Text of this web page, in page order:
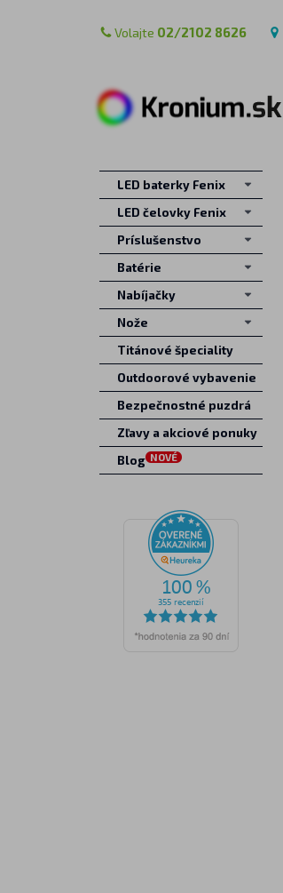
Volajte 02/2102 8626
LED baterky Fenix
LED čelovky Fenix
Príslušenstvo
Batérie
Nabíjačky
Nože
Titánové špeciality
Outdoorové vybavenie
Bezpečnostné puzdrá
Zľavy a akciové ponuky
Blog NOVÉ